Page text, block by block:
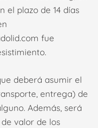
el plazo de 14 días
fue
deberá asumir el
entrega) de
Además, será
valor de los